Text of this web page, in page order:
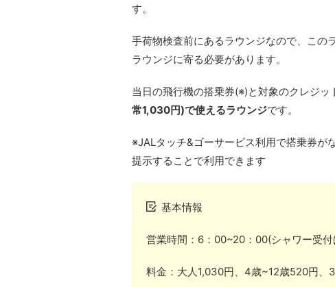
す。
手荷物検査前にあるラウンジなので、この
ラウンジに寄る必要があります。
当日の飛行機の搭乗券(※)と対象のクレジッ
常1,030円)で使えるラウンジです。
※JALタッチ&ゴーサービス利用で搭乗券が
提示することで利用できます
基本情報
営業時間：6：00~20：00(シャワー受付
料金：大人1,030円、4歳~12歳520円、